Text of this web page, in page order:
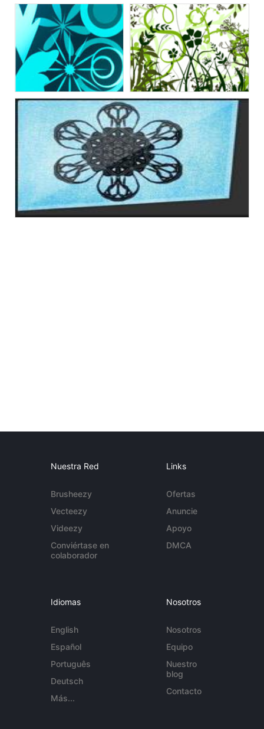
Nuestra Red
Brusheezy
Vecteezy
Videezy
Conviértase en
colaborador
Links
Ofertas
Anuncie
Apoyo
DMCA
Idiomas
English
Español
Português
Deutsch
Más...
Nosotros
Nosotros
Equipo
Nuestro
blog
Contacto